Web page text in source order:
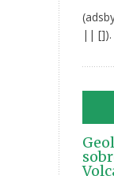
|| []).